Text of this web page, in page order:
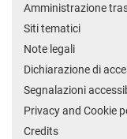
Amministrazione
Siti tematici
Note legali
Dichiarazione di
Segnalazioni
Privacy and Cookie
Credits